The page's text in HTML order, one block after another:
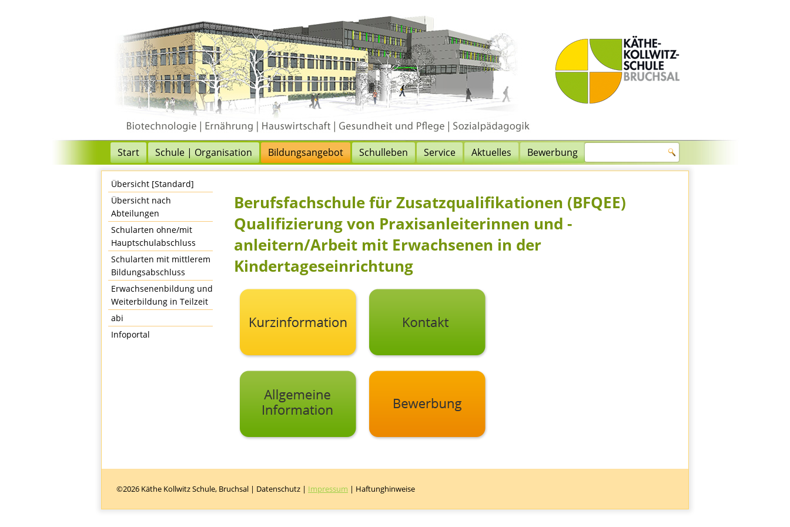
Start Schule | Organisation Bildungsangebot Schulleben Service Aktuelles Bewerbung
Übersicht [Standard]
Übersicht nach
Abteilungen
Schularten ohne/mit
Hauptschulabschluss
Schularten mit mittlerem
Bildungsabschluss
Erwachsenenbildung und
Weiterbildung in Teilzeit
abi
Infoportal
Berufsfachschule für Zusatzqualifikationen (BFQEE)
Qualifizierung von Praxisanleiterinnen und -
anleitern/Arbeit mit Erwachsenen in der
Kindertageseinrichtung
©2026 Käthe Kollwitz Schule, Bruchsal | Datenschutz | Impressum | Haftunghinweise